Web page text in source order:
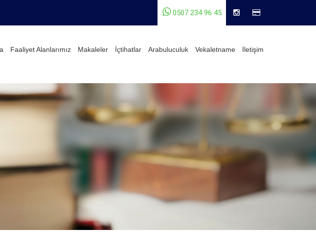
0507 234 96 45
Faaliyet Alanlarımız Makaleler İçtihatlar Arabuluculuk Vekaletname İletişim